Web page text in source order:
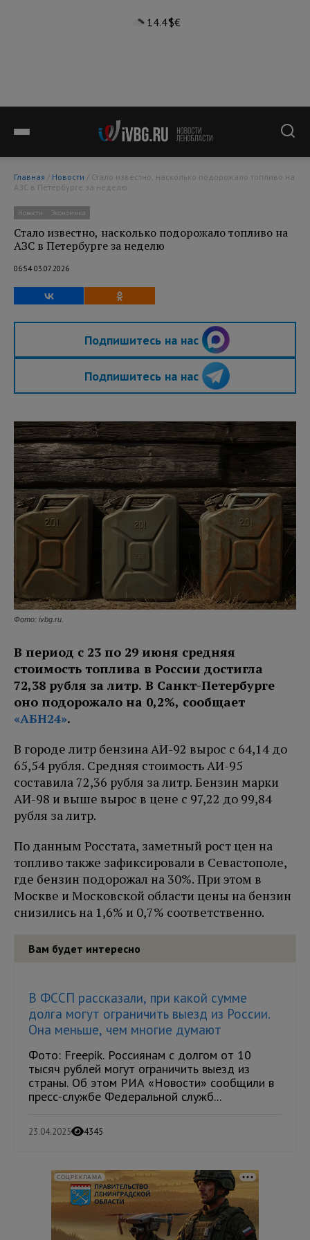
14.4°$€
Главная / Новости
АЗС в Петербурге за неделю
Новости Экономика
Стало известно, насколько подорожало топливо на
АЗС в Петербурге за неделю
06:54 03.07.2026
Подпишитесь на нас
Подпишитесь на нас
Фото: ivbg.ru.
В период с 23 по 29 июня средняя
стоимость топлива в России достигла
72,38 рубля за литр. В Санкт-Петербурге
оно подорожало на 0,2%, сообщает
«АБН24».
В городе литр бензина АИ-92 вырос с 64,14 до
65,54 рубля. Средняя стоимость АИ-95
составила 72,36 рубля за литр. Бензин марки
АИ-98 и выше вырос в цене с 97,22 до 99,84
рубля за литр.
По данным Росстата, заметный рост цен на
топливо также зафиксировали в Севастополе,
где бензин подорожал на 30%. При этом в
Москве и Московской области цены на бензин
снизились на 1,6% и 0,7% соответственно.
Вам будет интересно
В ФССП рассказали, при какой сумме
долга могут ограничить выезд из России.
Она меньше, чем многие думают
Фото: Freepik. Россиянам с долгом от 10
тысяч рублей могут ограничить выезд из
страны. Об этом РИА «Новости» сообщили в
пресс-службе Федеральной служб...
23.04.2025 4345
СОЦРЕКЛАМА